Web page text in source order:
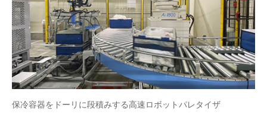
保冷容器をドーリに段積みする高速ロボットパレタイザ